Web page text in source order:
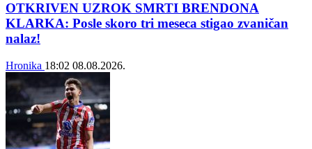
OTKRIVEN UZROK SMRTI BRENDONA
KLARKA: Posle skoro tri meseca stigao zvaničan
nalaz!
Hronika 18:02 08.08.2026.